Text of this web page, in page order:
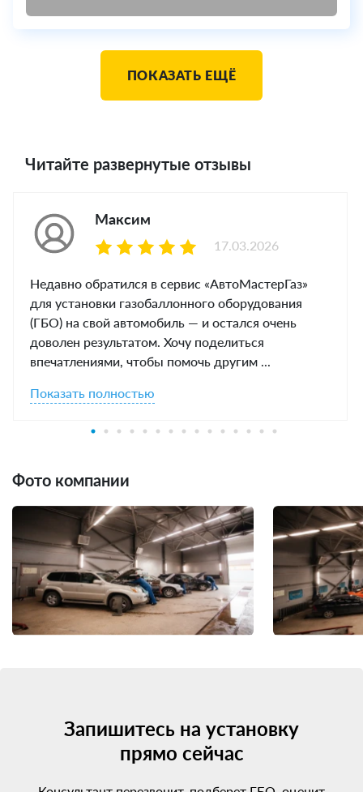
ПОКАЗАТЬ ЕЩЁ
Читайте развернутые отзывы
Максим
Недавно обратился в сервис «АвтоМастерГаз»
для установки газобаллонного оборудования
(ГБО) на свой автомобиль — и остался очень
доволен результатом. Хочу поделиться
впечатлениями, чтобы помочь другим ...
Показать полностью
17.03.2026
Фото компании
Запишитесь на установку
прямо сейчас